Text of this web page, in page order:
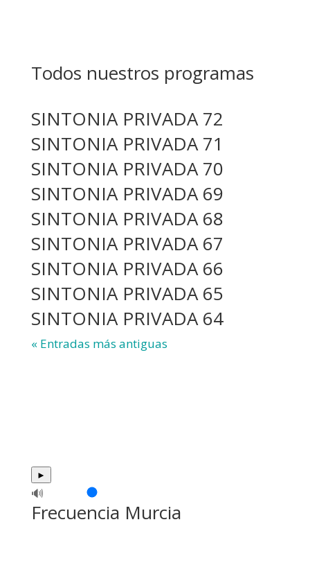
Todos nuestros programas
SINTONIA PRIVADA 72
SINTONIA PRIVADA 71
SINTONIA PRIVADA 70
SINTONIA PRIVADA 69
SINTONIA PRIVADA 68
SINTONIA PRIVADA 67
SINTONIA PRIVADA 66
SINTONIA PRIVADA 65
SINTONIA PRIVADA 64
« Entradas más antiguas
►
🔊
Frecuencia Murcia